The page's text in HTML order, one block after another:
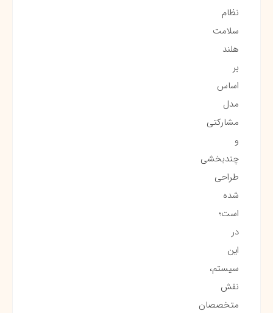
نظام
سلامت
هلند
بر
اساس
مدل
مشارکتی
و
چندبخشی
طراحی
شده
است؛
در
این
سیستم،
نقش
متخصصان